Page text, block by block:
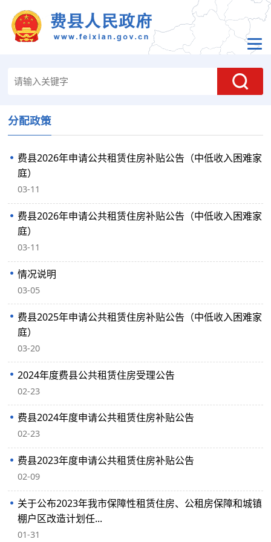
分配政策
费县2026年申请公共租赁住房补贴公告（中低收入困难家
庭）
03-11
费县2026年申请公共租赁住房补贴公告（中低收入困难家
庭）
03-11
情况说明
03-05
费县2025年申请公共租赁住房补贴公告（中低收入困难家
庭）​
03-20
2024年度费县公共租赁住房受理公告
02-23
费县2024年度申请公共租赁住房补贴公告
02-23
费县2023年度申请公共租赁住房补贴公告
02-09
关于公布2023年我市保障性租赁住房、公租房保障和城镇
棚户区改造计划任...
01-31